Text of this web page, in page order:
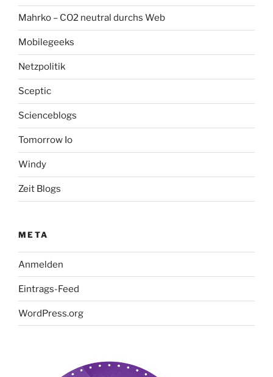
Mahrko – CO2 neutral durchs Web
Mobilegeeks
Netzpolitik
Sceptic
Scienceblogs
Tomorrow Io
Windy
Zeit Blogs
META
Anmelden
Eintrags-Feed
WordPress.org